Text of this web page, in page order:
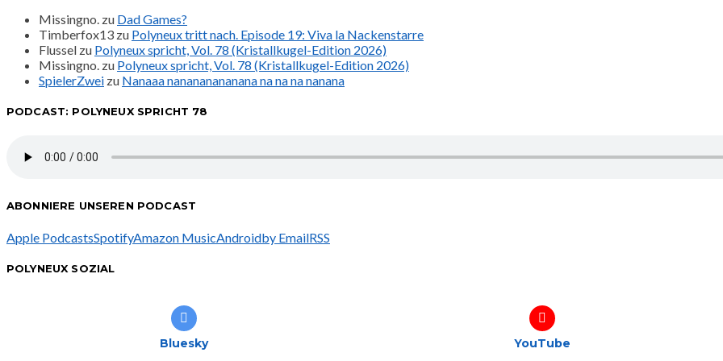
Missingno. zu Dad Games?
Timberfox13 zu Polyneux tritt nach. Episode 19: Viva la Nackenstarre
Flussel zu Polyneux spricht, Vol. 78 (Kristallkugel-Edition 2026)
Missingno. zu Polyneux spricht, Vol. 78 (Kristallkugel-Edition 2026)
SpielerZwei zu Nanaaa nanananananana na na na nanana
PODCAST: POLYNEUX SPRICHT 78
ABONNIERE UNSEREN PODCAST
Apple PodcastsSpotifyAmazon MusicAndroidby EmailRSS
POLYNEUX SOZIAL
Bluesky YouTube